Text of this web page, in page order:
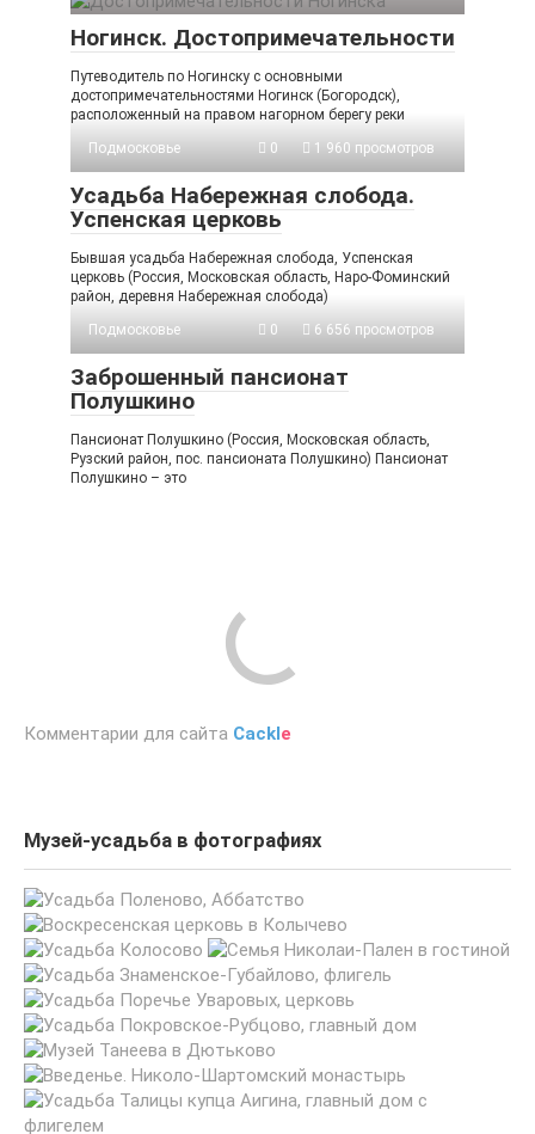
Ногинск. Достопримечательности
Путеводитель по Ногинску с основными
достопримечательностями Ногинск (Богородск),
расположенный на правом нагорном берегу реки
Подмосковье
0 1 960 просмотров
Усадьба Набережная слобода.
Успенская церковь
Бывшая усадьба Набережная слобода, Успенская
церковь (Россия, Московская область, Наро-Фоминский
район, деревня Набережная слобода)
Подмосковье
0 6 656 просмотров
Заброшенный пансионат
Полушкино
Пансионат Полушкино (Россия, Московская область,
Рузский район, пос. пансионата Полушкино) Пансионат
Полушкино – это
Комментарии для сайта Cackle
Музей-усадьба в фотографиях